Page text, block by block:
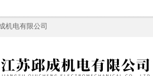
机电有限公司